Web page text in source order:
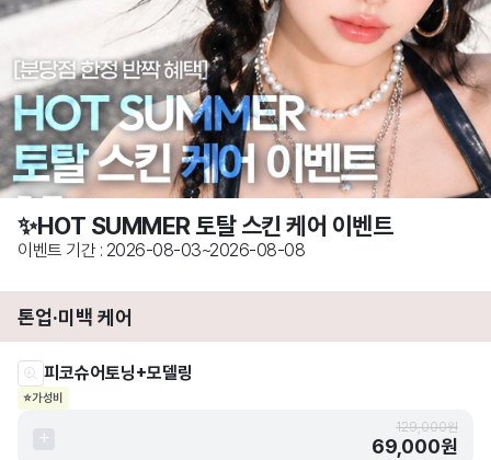
✨HOT SUMMER 토탈 스킨 케어 이벤트
이벤트 기간 : 2026-08-03~2026-08-08
톤업·미백 케어
피코슈어토닝+모델링
⭐가성비
129,000원
69,000원